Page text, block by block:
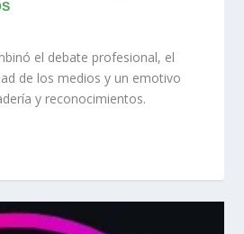
el debate profesional, el
de los medios y un emotivo
y reconocimientos.